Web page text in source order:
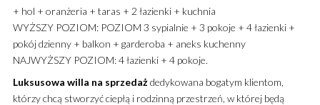
+ hol + oranżeria + taras + 2 łazienki + kuchnia
WYŻSZY POZIOM: POZIOM 3 sypialnie + 3 pokoje + 4 łazienki +
pokój dzienny + balkon + garderoba + aneks kuchenny
NAJWYŻSZY POZIOM: 4 łazienki + 4 pokoje.
Luksusowa willa na sprzedażdedykowana bogatym klientom,
którzy chcą stworzyć ciepłą i rodzinną przestrzeń, w której będą